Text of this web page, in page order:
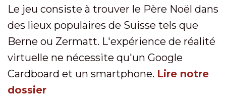
Le jeu consiste à trouver le Père Noël dans
des lieux populaires de Suisse tels que
Berne ou Zermatt. L'expérience de réalité
virtuelle ne nécessite qu'un Google
Cardboard et un smartphone. Lire notre
dossier